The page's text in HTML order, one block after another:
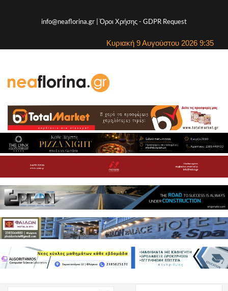
info@neaflorina.gr |Όροι Χρήσης- GDPR Request
Κυριακή 9 Αυγούστου 2026 9:35